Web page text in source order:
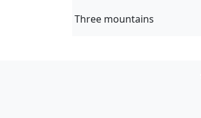
Three mountains